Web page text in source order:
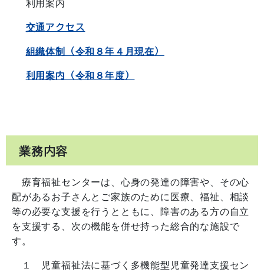
利用案内
交通アクセス
組織体制（令和８年４月現在）
利用案内（令和８年度）
業務内容
療育福祉センターは、心身の発達の障害や、その心
配があるお子さんとご家族のために医療、福祉、相談
等の必要な支援を行うとともに、障害のある方の自立
を支援する、次の機能を併せ持った総合的な施設で
す。
１ 児童福祉法に基づく多機能型児童発達支援セン